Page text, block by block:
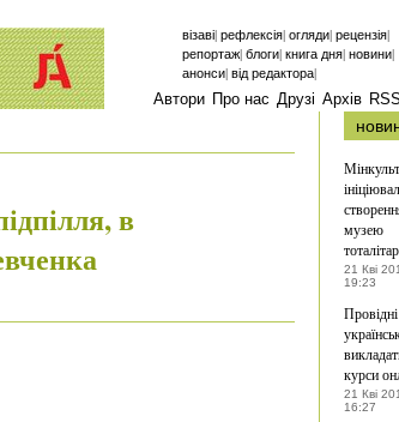
візаві| рефлексія| огляди| рецензія|
репортаж| блоги| книга дня| новини|
анонси| від редактора|
Автори Про нас Друзі Архів RSS
в
музею
21 Кві
19:23
Провідні
курси
21 Кві
16:27